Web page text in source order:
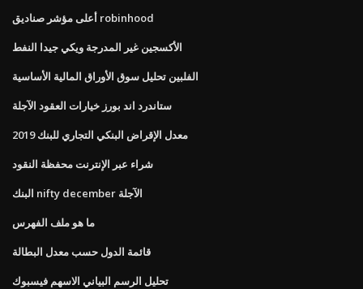
أعلى مؤشر صناديق robinhood
الأكسجين غير المدرجة ويكي جيدا النفط
الفلبين تحليل سوق الأوراق المالية الأساسية
ستاندرد اند بورز خيارات العقود الآجلة
معدل الإقراض البنكي التجاري للبنك 2019
شراء عبر الإنترنت محفظة النقود
البنك nifty december الآجلة
ما هو ملف الفهرس
قائمة الدول حسب معدل البطالة
تحليل الرسم البياني الاسهم فيسبوك